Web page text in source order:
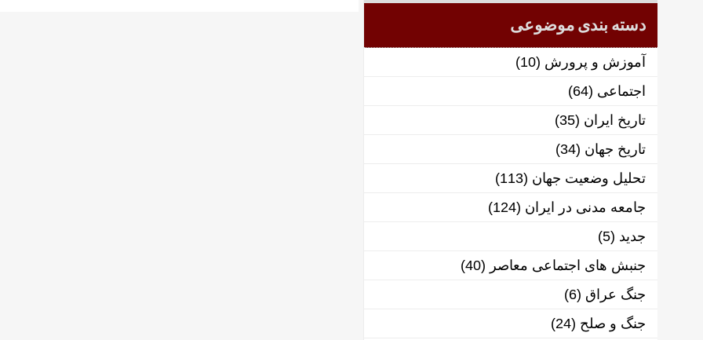
دسته بندی موضوعی
آموزش و پرورش (10)
اجتماعی (64)
تاریخ ایران (35)
تاریخ جهان (34)
تحلیل وضعیت جهان (113)
جامعه مدنی در ایران (124)
جدید (5)
جنبش های اجتماعی معاصر (40)
جنگ عراق (6)
جنگ و صلح (24)